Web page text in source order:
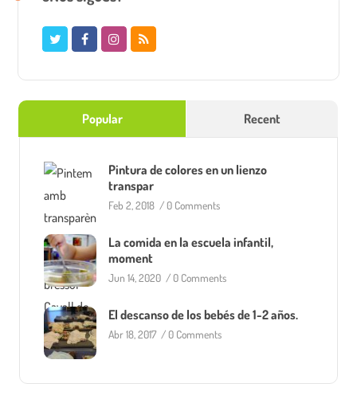
Popular Recent
Pintura de colores en un lienzo
transpar
Feb 2, 2018 /0 Comments
La comida en la escuela infantil,
moment
Jun 14, 2020 /0 Comments
El descanso de los bebés de 1-2 años.
Abr 18, 2017 /0 Comments